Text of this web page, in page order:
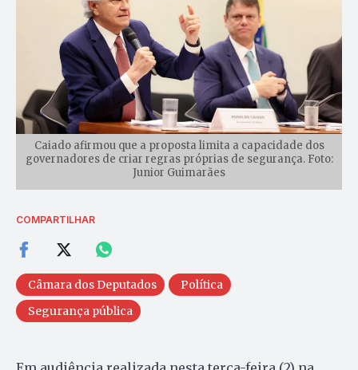
Caiado afirmou que a proposta limita a capacidade dos
governadores de criar regras próprias de segurança. Foto:
Junior Guimarães
COMPARTILHAR
Câmara dos Deputados
Política
Segurança pública